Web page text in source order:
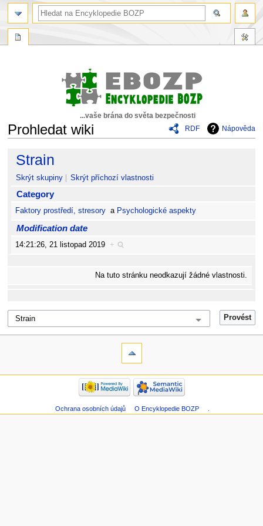
...vaše brána do světa bezpečnosti
RDF
Nápověda
Prohledat wiki
Skočit
navigaci
Skočit
vyhledávání
Strain
Skrýt skupiny Skrýt příchozí vlastnosti
Category
Faktory prostředí, stresory a Psychologické aspekty
Modification date
14:21:26, 21 listopad 2019 +
Na tuto stránku neodkazují žádné vlastnosti.
Ochrana osobních údajů O Encyklopedie BOZP